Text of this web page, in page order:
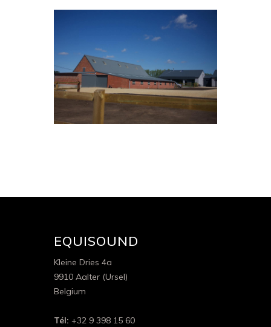
EQUISOUND
Kleine Dries 4a
9910 Aalter (Ursel)
Belgium
Tél: +32 9 398 15 60